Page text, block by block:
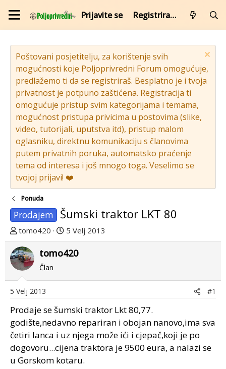
Prijavite se Registrirajte se
Poštovani posjetitelju, za korištenje svih
mogućnosti koje Poljoprivredni Forum omogućuje,
predlažemo ti da se registriraš. Besplatno je i tvoja
privatnost je potpuno zaštićena. Registracija ti
omogućuje pristup svim kategorijama i temama,
mogućnost pristupa privicima u postovima (slike,
video, tutorijali, uputstva itd), pristup malom
oglasniku, direktnu komunikaciju s članovima
putem privatnih poruka, automatsko praćenje
tema od interesa i još mnogo toga. Veselimo se
tvojoj prijavi! ❤️
Ponuda
Prodajem Šumski traktor LKT 80
T
e
m
u
p
k
r
e
u
o
tomo420
D
a
t
r
v
o
p
o
s
5 Velj 2013
tomo420
Član
5 Velj 2013 #1
Prodaje se šumski traktor Lkt 80,77.
godište,nedavno repariran i obojan nanovo,ima sva
četiri lanca i uz njega može ići i cjepač,koji je po
dogovoru...cijena traktora je 9500 eura, a nalazi se
u Gorskom kotaru.